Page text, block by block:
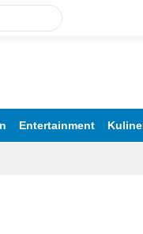
Entertainment